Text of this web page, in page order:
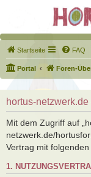
Startseite FAQ
Portal Foren-
hortus-
Mit dem Zugriff auf
netzwerk.de/
Vertrag mit
1.